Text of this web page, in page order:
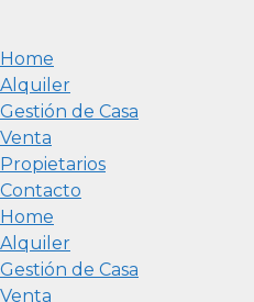
Home
Alquiler
Gestión de Casa
Venta
Propietarios
Contacto
Home
Alquiler
Gestión de Casa
Venta